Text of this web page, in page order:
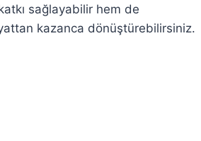
sağlayabilir hem de
kazanca dönüştürebilirsiniz.